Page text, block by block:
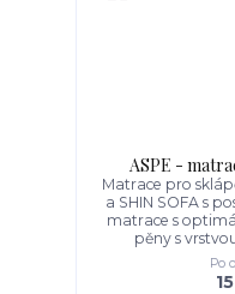
ASPE -
Matrace pro
a SHIN SOFA s
matrace s
pěny s
Po